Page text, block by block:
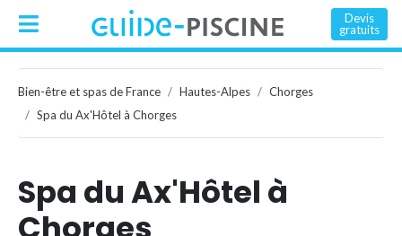
Devis
gratuits
Bien-être et spas de France Hautes-Alpes
Chorges
Spa du Ax'Hôtel à Chorges
Spa du Ax'Hôtel à